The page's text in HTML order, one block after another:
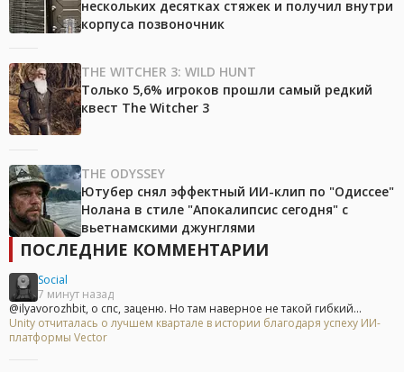
нескольких десятках стяжек и получил внутри
корпуса позвоночник
THE WITCHER 3: WILD HUNT
Только 5,6% игроков прошли самый редкий
квест The Witcher 3
THE ODYSSEY
Ютубер снял эффектный ИИ-клип по "Одиссее"
Нолана в стиле "Апокалипсис сегодня" с
вьетнамскими джунглями
ПОСЛЕДНИЕ КОММЕНТАРИИ
Social
7 минут назад
@ilyavorozhbit, о спс, заценю. Но там наверное не такой гибкий...
Unity отчиталась о лучшем квартале в истории благодаря успеху ИИ-
платформы Vector